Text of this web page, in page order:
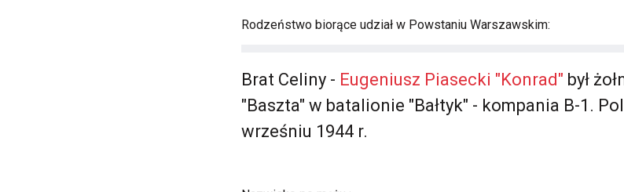
Rodzeństwo biorące udział w Powstaniu Warszawskim:
Brat Celiny - Eugeniusz Piasecki "Konrad" był
"Baszta" w batalionie "Bałtyk" - kompania B-1.
wrześniu 1944 r.